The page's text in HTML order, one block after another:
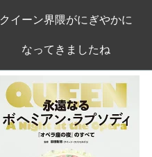
クイーン界隈がにぎやかに
なってきましたね